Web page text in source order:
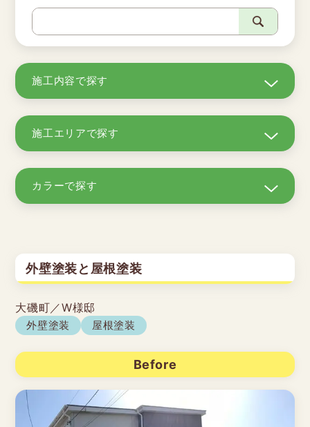
施工内容で探す
施工エリアで探す
カラーで探す
外壁塗装と屋根塗装
大磯町／W様邸
外壁塗装 屋根塗装
Before